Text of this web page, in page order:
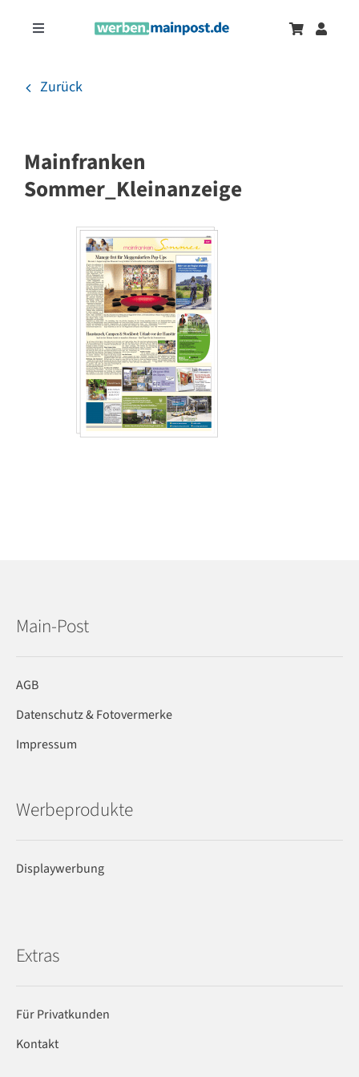
InhaltToggle
Onlinewerbung
Zurück
Mainfranken
Sommer_Kleinanzeige
Main-Post
AGB
Datenschutz & Fotovermerke
Impressum
Werbeprodukte
Displaywerbung
Extras
Für Privatkunden
Kontakt